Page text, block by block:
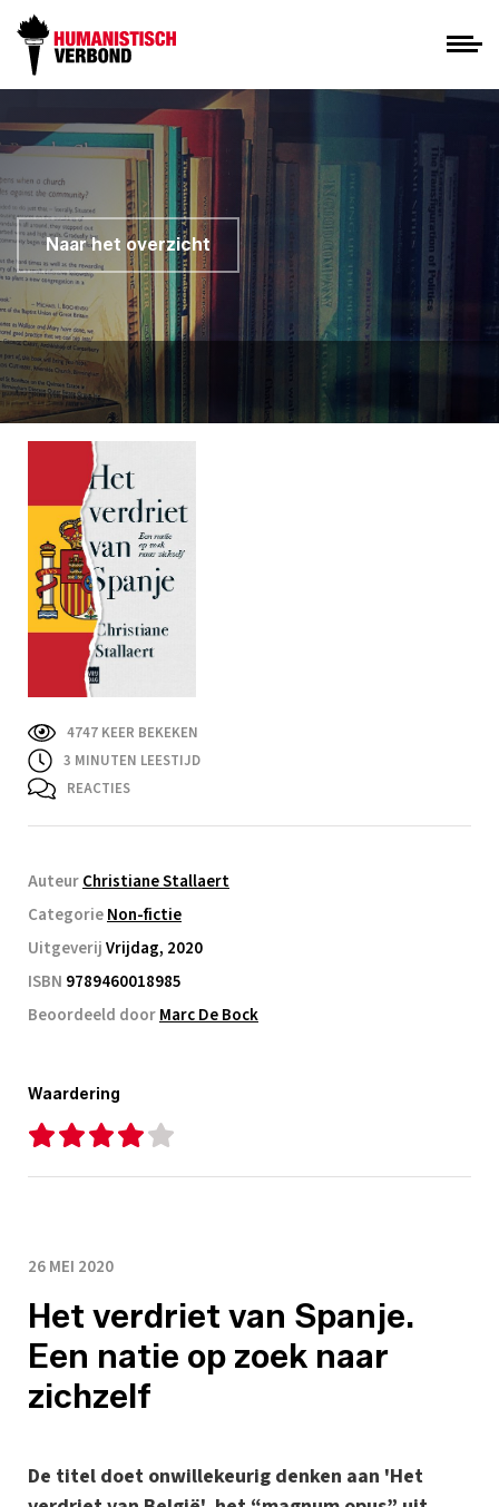
Naar het overzicht
4747 KEER BEKEKEN
3 MINUTEN LEESTIJD
REACTIES
AuteurChristiane Stallaert
CategorieNon-fictie
UitgeverijVrijdag, 2020
ISBN 9789460018985
Beoordeeld doorMarc De Bock
Waardering
26 MEI 2020
Het verdriet van Spanje.
Een natie op zoek naar
zichzelf
De titel doet onwillekeurig denken aan 'Het